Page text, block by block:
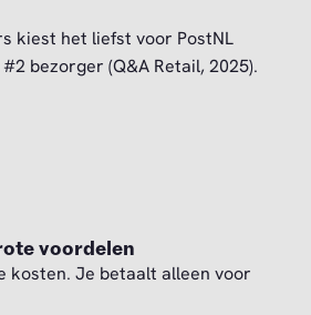
kiest het liefst voor PostNL
bezorger (Q&A Retail, 2025).
voordelen
kosten. Je betaalt alleen voor